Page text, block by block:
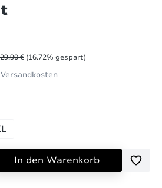
Regulärer Preis:
29,90 € (16.72% gespart)
In den Warenkorb